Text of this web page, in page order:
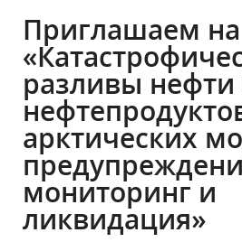
Приглашаем
разливы нефти
арктических
мониторинг и
ликвидация»